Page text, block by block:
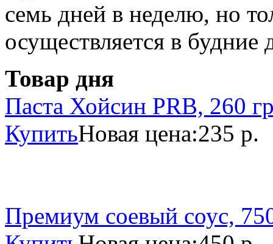
семь дней в неделю, но
осуществляется в будние
Товар дня
Паста Хойсин PRB, 260
КупитьНовая цена:235 р.
Премиум соевый соус,